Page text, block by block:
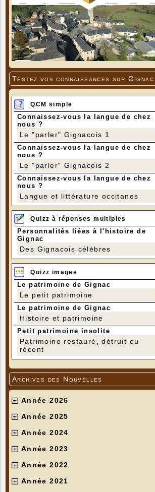
Testez vos connaissances sur Gignac
QCM simple
Connaissez-vous la langue de chez
nous ?
Le "parler" Gignacois 1
Connaissez-vous la langue de chez
nous ?
Le "parler" Gignacois 2
Connaissez-vous la langue de chez
nous ?
Langue et littérature occitanes
Quizz à réponses multiples
Personnalités liées à l'histoire de
Gignac
Des Gignacois célèbres
Quizz images
Le patrimoine de Gignac
Le petit patrimoine
Le patrimoine de Gignac
Histoire et patrimoine
Petit patrimoine insolite
Patrimoine restauré, détruit ou
récent
Archives des Nouvelles
Année 2026
Année 2025
Année 2024
Année 2023
Année 2022
Année 2021